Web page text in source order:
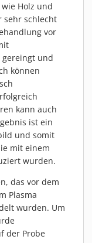
Holz und
sehr schlecht
vor
gereingt und
können
kann auch
ist ein
und somit
mit einem
wurden.
das vor dem
Plasma
wurden. Um
der Probe